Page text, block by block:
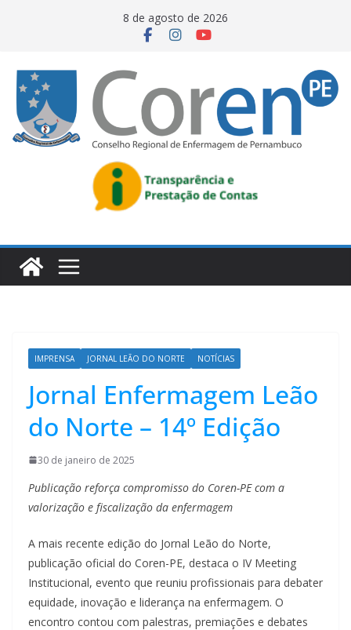
8 de agosto de 2026
IMPRENSA JORNAL LEÃO DO NORTE NOTÍCIAS
Jornal Enfermagem Leão
do Norte – 14º Edição
30 de janeiro de 2025
Publicação reforça compromisso do Coren-PE com a
valorização e fiscalização da enfermagem
A mais recente edição do Jornal Leão do Norte,
publicação oficial do Coren-PE, destaca o IV Meeting
Institucional, evento que reuniu profissionais para debater
equidade, inovação e liderança na enfermagem. O
encontro contou com palestras, premiações e debates